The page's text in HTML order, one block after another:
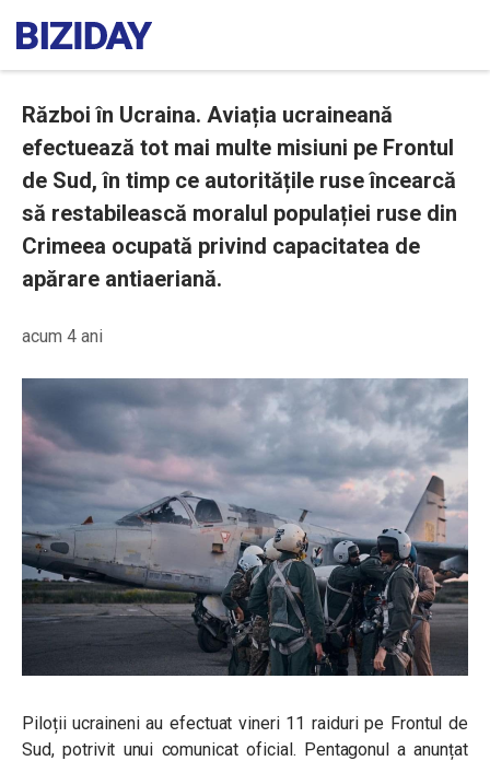
Război în Ucraina. Aviația ucraineană
efectuează tot mai multe misiuni pe Frontul
de Sud, în timp ce autoritățile ruse încearcă
să restabilească moralul populației ruse din
Crimeea ocupată privind capacitatea de
apărare antiaeriană.
acum 4 ani
Piloții ucraineni au efectuat vineri 11 raiduri pe Frontul de
Sud, potrivit unui comunicat oficial. Pentagonul a anunțat